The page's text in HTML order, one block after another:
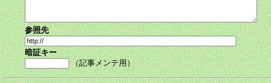
参照先
暗証キー
（記事メンテ用）